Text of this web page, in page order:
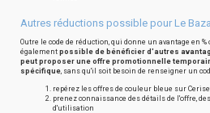
Autres réductions possible pour Le
Outre le code de réduction, qui donne un avantage en
également possible de bénéficier d'autres
peut proposer une offre promotionnelle
spécifique, sans qu'il soit besoin de renseigner un
repérez les offres de couleur bleue sur
prenez connaissance des détails de l'offre,
d'utilisation